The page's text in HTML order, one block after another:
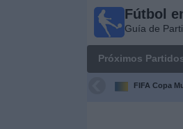
Fútbol
Guía de
Próximos
FIFA Copa
Uruguay